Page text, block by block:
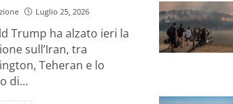
Luglio 25, 2026
Trump ha alzato ieri la
sull’Iran, tra
Teheran e lo
di…